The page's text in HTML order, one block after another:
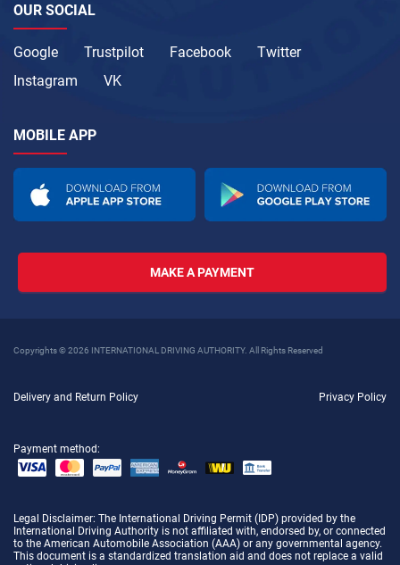
OUR SOCIAL
Google Trustpilot Facebook
Twitter
Instagram
VK
MOBILE APP
MAKE A PAYMENT
Copyrights © 2026 INTERNATIONAL DRIVING AUTHORITY. All Rights Reserved
Delivery and Return Policy Privacy Policy
Payment method:
Legal Disclaimer: The International Driving Permit (IDP) provided by the
International Driving Authority is not affiliated with, endorsed by, or connected
to the American Automobile Association (AAA) or any governmental agency.
This document is a standardized translation aid and does not replace a valid